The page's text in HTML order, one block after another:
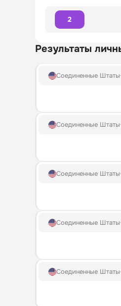
2
Результаты
Соединенные Штаты
Соединенные Штаты
Соединенные Штаты
Соединенные Штаты
Соединенные Штаты